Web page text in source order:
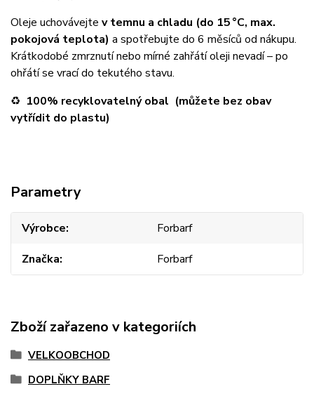
Oleje uchovávejte v temnu a chladu (do 15 °C, max.
pokojová teplota) a spotřebujte do 6 měsíců od nákupu.
Krátkodobé zmrznutí nebo mírné zahřátí oleji nevadí – po
ohřátí se vrací do tekutého stavu.
♻️ 100% recyklovatelný obal (můžete bez obav
vytřídit do plastu)
Parametry
Výrobce
Forbarf
Značka
Forbarf
Zboží zařazeno v kategoriích
VELKOOBCHOD
DOPLŇKY BARF